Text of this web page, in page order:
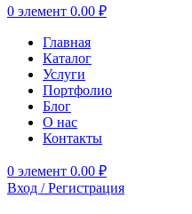
0 элемент 0.00 ₽
Главная
Каталог
Услуги
Портфолио
Блог
О нас
Контакты
0 элемент 0.00 ₽
Вход / Регистрация